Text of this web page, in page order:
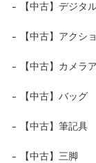
【中古】デジタ
【中古】アクシ
【中古】カメラ
【中古】バッグ
【中古】筆記具
【中古】三脚